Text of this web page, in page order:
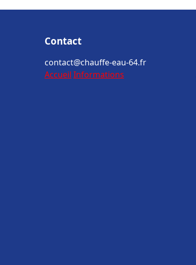
Contact
contact@chauffe-eau-64.fr
Accueil Informations